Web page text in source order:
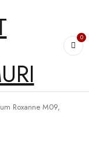
0
Roxanne M09,